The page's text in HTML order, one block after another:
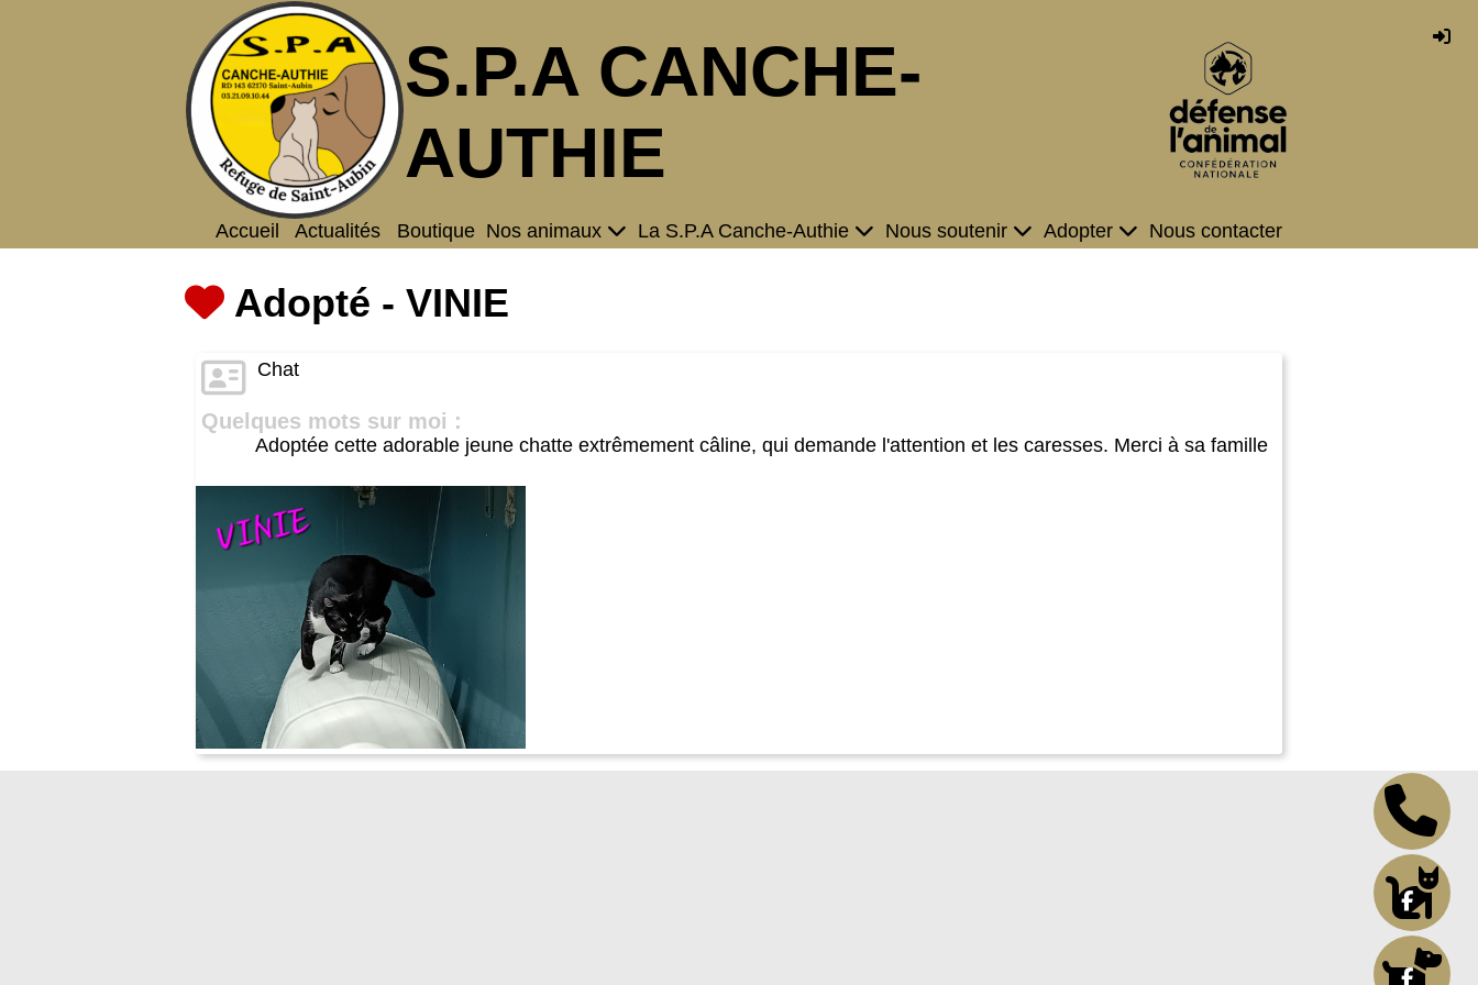
S.P.A CANCHE-
AUTHIE
Accueil Actualités Boutique Nos animaux La S.P.A Canche-Authie Nous soutenir Adopter Nous contacter
Adopté - VINIE
Chat
Quelques mots sur moi :
Adoptée cette adorable jeune chatte extrêmement câline, qui demande l'attention et les caresses. Merci à sa famille